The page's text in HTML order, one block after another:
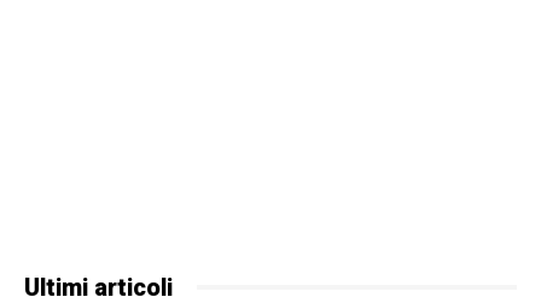
Ultimi articoli